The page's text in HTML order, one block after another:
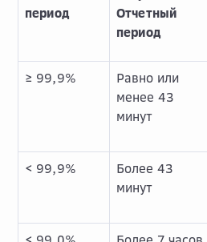
период
Отчетный
период
≥ 99,9%
Равно или
менее 43
минут
< 99,9%
Более 43
минут